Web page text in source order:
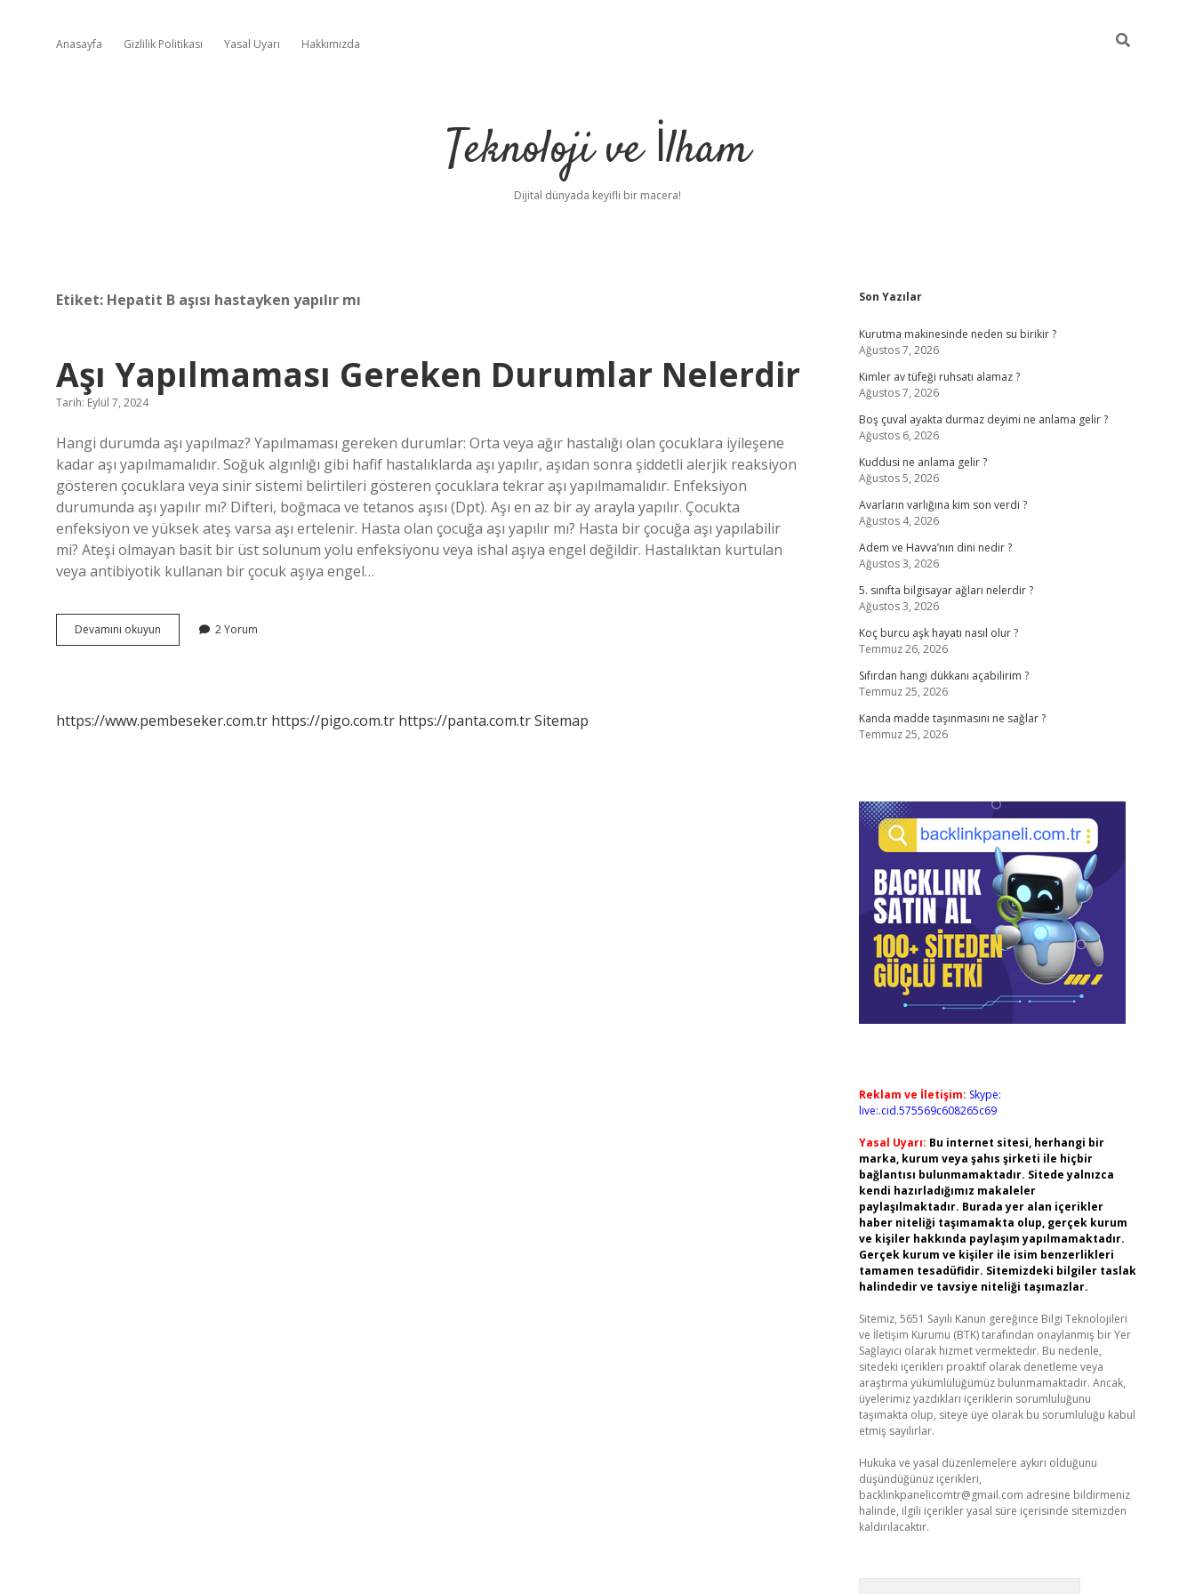
Anasayfa Gizlilik Politikası Yasal Uyarı Hakkımızda
Teknoloji ve İlham
Dijital dünyada keyifli bir macera!
Etiket: Hepatit B aşısı hastayken yapılır mı
Aşı Yapılmaması Gereken Durumlar Nelerdir
Tarih: Eylül 7, 2024
Hangi durumda aşı yapılmaz? Yapılmaması gereken durumlar: Orta veya ağır hastalığı olan çocuklara iyileşene
kadar aşı yapılmamalıdır. Soğuk algınlığı gibi hafif hastalıklarda aşı yapılır, aşıdan sonra şiddetli alerjik reaksiyon
gösteren çocuklara veya sinir sistemi belirtileri gösteren çocuklara tekrar aşı yapılmamalıdır. Enfeksiyon
durumunda aşı yapılır mı? Difteri, boğmaca ve tetanos aşısı (Dpt). Aşı en az bir ay arayla yapılır. Çocukta
enfeksiyon ve yüksek ateş varsa aşı ertelenir. Hasta olan çocuğa aşı yapılır mı? Hasta bir çocuğa aşı yapılabilir
mi? Ateşi olmayan basit bir üst solunum yolu enfeksiyonu veya ishal aşıya engel değildir. Hastalıktan kurtulan
veya antibiyotik kullanan bir çocuk aşıya engel…
Devamını okuyun
Yapılmaması
2 Yorum
https://www.pembeseker.com.tr https://pigo.com.tr https://panta.com.trSitemap
Sidebar
Son Yazılar
Kurutma makinesinde neden su birikir ?
Ağustos 7, 2026
Kimler av tüfeği ruhsatı alamaz ?
Ağustos 7, 2026
Boş çuval ayakta durmaz deyimi ne anlama gelir ?
Ağustos 6, 2026
Kuddusi ne anlama gelir ?
Ağustos 5, 2026
Avarların varlığına kim son verdi ?
Ağustos 4, 2026
Adem ve Havva’nın dini nedir ?
Ağustos 3, 2026
5. sınıfta bilgisayar ağları nelerdir ?
Ağustos 3, 2026
Koç burcu aşk hayatı nasıl olur ?
Temmuz 26, 2026
Sıfırdan hangi dükkanı açabilirim ?
Temmuz 25, 2026
Kanda madde taşınmasını ne sağlar ?
Temmuz 25, 2026
Reklam ve İletişim: Skype:
live:.cid.575569c608265c69
Yasal Uyarı: Bu internet sitesi, herhangi bir
marka, kurum veya şahıs şirketi ile hiçbir
bağlantısı bulunmamaktadır. Sitede yalnızca
kendi hazırladığımız makaleler
paylaşılmaktadır. Burada yer alan içerikler
haber niteliği taşımamakta olup, gerçek kurum
ve kişiler hakkında paylaşım yapılmamaktadır.
Gerçek kurum ve kişiler ile isim benzerlikleri
tamamen tesadüfidir. Sitemizdeki bilgiler taslak
halindedir ve tavsiye niteliği taşımazlar.
Sitemiz, 5651 Sayılı Kanun gereğince Bilgi Teknolojileri
ve İletişim Kurumu (BTK) tarafından onaylanmış bir Yer
Sağlayıcı olarak hizmet vermektedir. Bu nedenle,
sitedeki içerikleri proaktif olarak denetleme veya
araştırma yükümlülüğümüz bulunmamaktadır. Ancak,
üyelerimiz yazdıkları içeriklerin sorumluluğunu
taşımakta olup, siteye üye olarak bu sorumluluğu kabul
etmiş sayılırlar.
Hukuka ve yasal düzenlemelere aykırı olduğunu
düşündüğünüz içerikleri,
backlinkpanelicomtr@gmail.com adresine bildirmeniz
halinde, ilgili içerikler yasal süre içerisinde sitemizden
kaldırılacaktır.